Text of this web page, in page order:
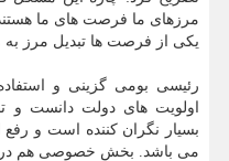
مرزهای ما فرصت های ما هستند و
یکی از فرصت ها تبدیل مرز به
رئیسی بومی گزینی و
اولویت های دولت دانست و
بسیار نگران کننده است و
می باشد. بخش خصوصی هم در